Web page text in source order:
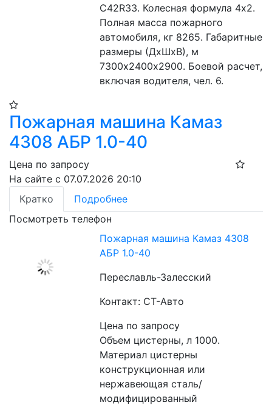
C42R33. Колесная формула 4х2.
Полная масса пожарного
автомобиля, кг 8265. Габаритные
размеры (ДхШхВ), м
7300х2400х2900. Боевой расчет,
включая водителя, чел. 6.
Пожарная машина Камаз
4308 АБР 1.0-40
Цена по запросу
На сайте с 07.07.2026 20:10
Кратко
Подробнее
Посмотреть телефон
Пожарная машина Камаз 4308
АБР 1.0-40
Переславль-Залесский
Контакт: СТ-Авто
Цена по запросу
Объем цистерны, л 1000.
Материал цистерны
конструкционная или
нержавеющая сталь/
модифицированный